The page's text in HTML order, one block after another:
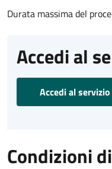
Durata massima del
Accedi al
Accedi al servizio
Condizioni